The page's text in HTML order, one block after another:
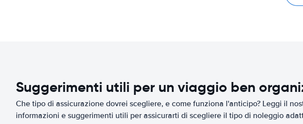
Suggerimenti utili per un viaggio ben
Che tipo di assicurazione dovrei scegliere, e come funziona l'anticipo? Leggi il
informazioni e suggerimenti utili per assicurarti di scegliere il tipo di noleggio